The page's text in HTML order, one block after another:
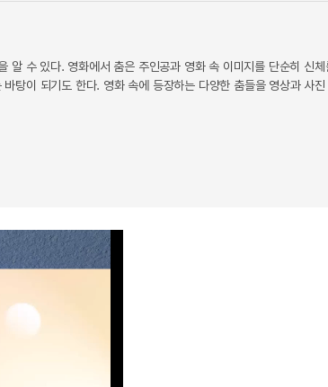
알 수 있다. 영화에서 춤은 주인공과 영화 속 이미지를 단순히 신체
탕이 되기도 한다. 영화 속에 등장하는 다양한 춤들을 영상과 사진